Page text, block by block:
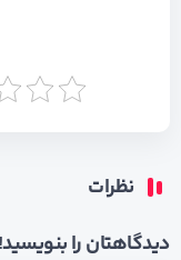
نظرات
دیدگاهتان را بنویسید!